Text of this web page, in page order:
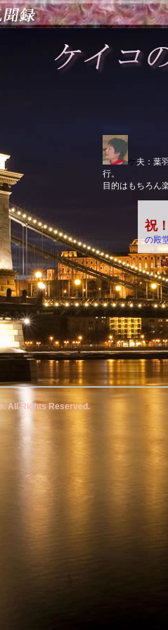
ケ夫：葉
行。
目的はもちろん
祝！
の殿
All Rights Reserved.